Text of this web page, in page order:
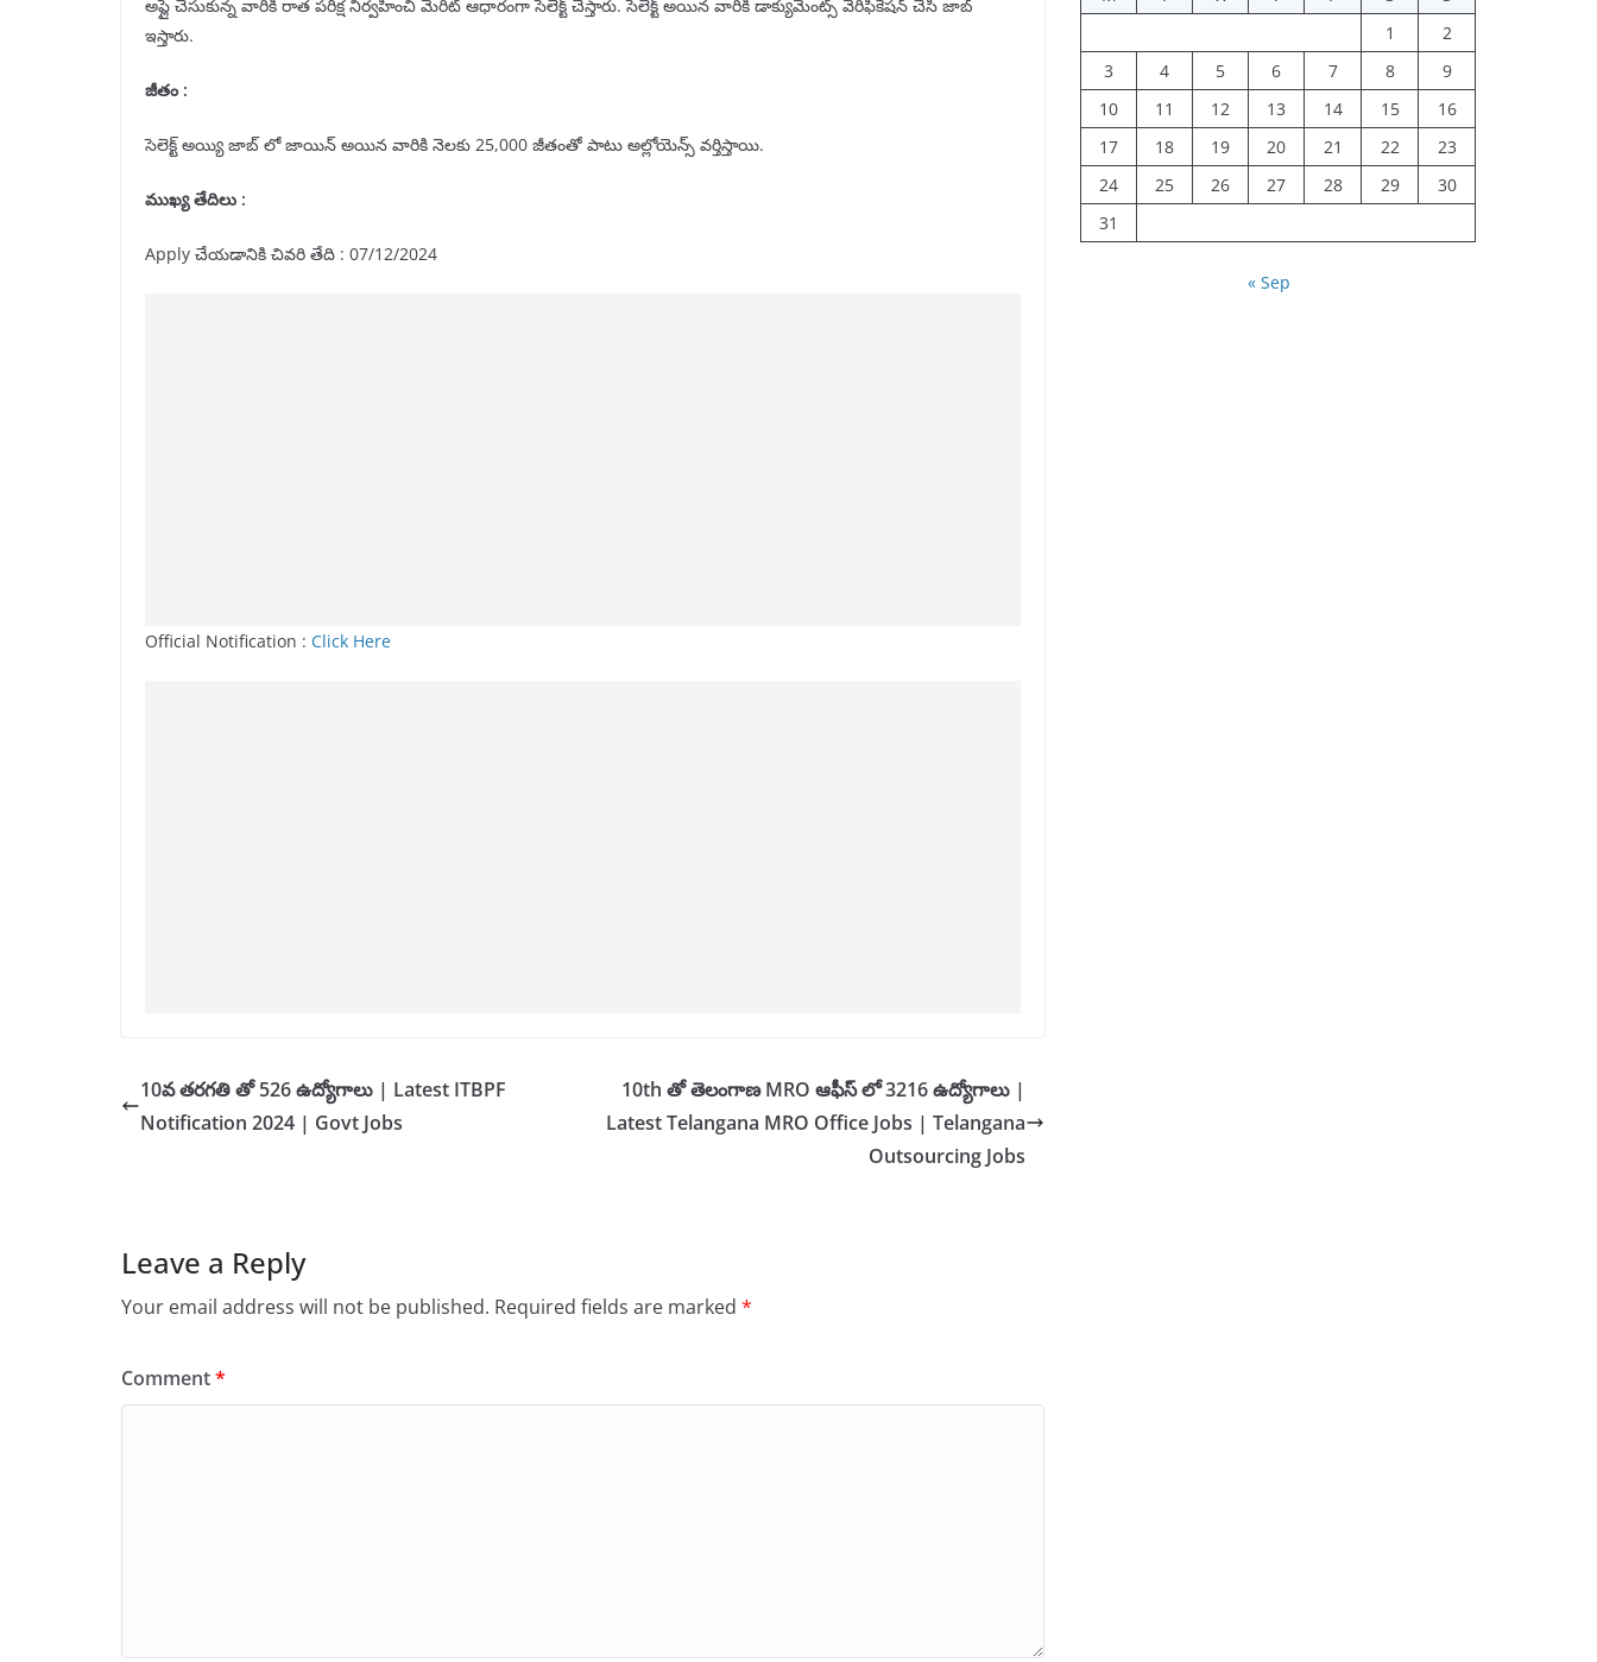
అప్లై చేసుకున్న వారికి రాత పరీక్ష నిర్వహించి మెరిట్ ఆధారంగా సెలెక్ట్ చేస్తారు. సెలెక్ట్ అయిన వారికి డాక్యుమెంట్స్ వెరిఫికేషన్ చేసి జాబ్
ఇస్తారు.
జీతం :
సెలెక్ట్ అయ్యి జాబ్ లో జాయిన్ అయిన వారికి నెలకు 25,000 జీతంతో పాటు అల్లోయెన్స్ వర్తిస్తాయి.
ముఖ్య తేదిలు :
Apply చేయడానికి చివరి తేది : 07/12/2024
Official Notification : Click Here
10వ తరగతి తో 526 ఉద్యోగాలు | Latest ITBPF
Notification 2024 | Govt Jobs
10th తో తెలంగాణ MRO ఆఫీస్ లో 3216 ఉద్యోగాలు |
Latest Telangana MRO Office Jobs | Telangana
Outsourcing Jobs
Leave a Reply
Your email address will not be published. Required fields are marked *
Comment*
1
2
3
4 5 6 7 8
9
10
11 12 13 14 15
16
17
18 19 20 21 22
23
24
25 26 27 28 29
30
31
« Sep